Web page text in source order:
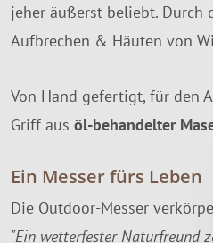
jeher äußerst beliebt. Durch
Aufbrechen & Häuten von
Von Hand gefertigt, für den
Griff aus öl-behandelter
Ein Messer fürs Leben
Die Outdoor-Messer
"Ein wetterfester Naturfreund